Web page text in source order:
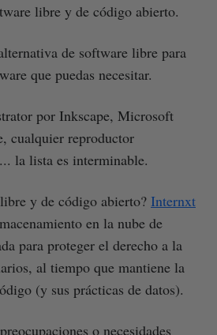
libre y de código abierto.
de software libre para
que puedas necesitar.
por Inkscape, Microsoft
cualquier reproductor
la lista es interminable.
y de código abierto? Internxt
en la nube de
para proteger el derecho a la
al tiempo que mantiene la
(y sus prácticas de datos).
o necesidades